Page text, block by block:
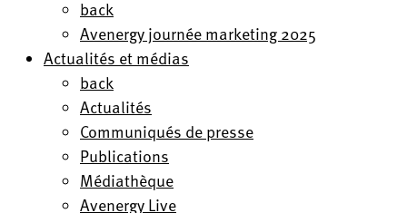
back
Avenergy journée marketing 2025
Actualités et médias
back
Actualités
Communiqués de presse
Publications
Médiathèque
Avenergy Live